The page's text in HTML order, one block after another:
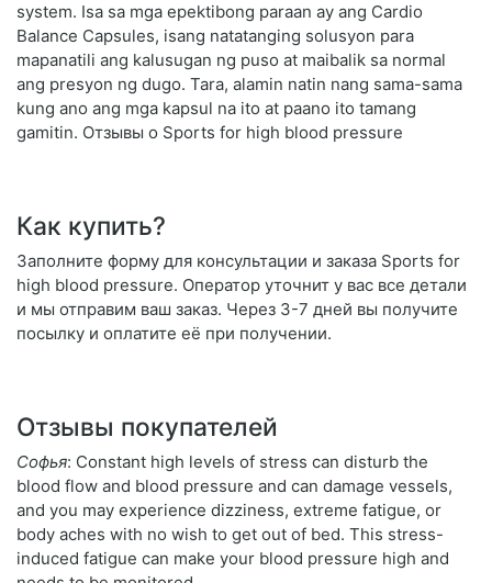
system. Isa sa mga epektibong paraan ay ang Cardio
Balance Capsules, isang natatanging solusyon para
mapanatili ang kalusugan ng puso at maibalik sa normal
ang presyon ng dugo. Tara, alamin natin nang sama-sama
kung ano ang mga kapsul na ito at paano ito tamang
gamitin. Отзывы о Sports for high blood pressure
Как купить?
Заполните форму для консультации и заказа Sports for
high blood pressure. Оператор уточнит у вас все детали
и мы отправим ваш заказ. Через 3-7 дней вы получите
посылку и оплатите её при получении.
Отзывы покупателей
Софья: Constant high levels of stress can disturb the
blood flow and blood pressure and can damage vessels,
and you may experience dizziness, extreme fatigue, or
body aches with no wish to get out of bed. This stress-
induced fatigue can make your blood pressure high and